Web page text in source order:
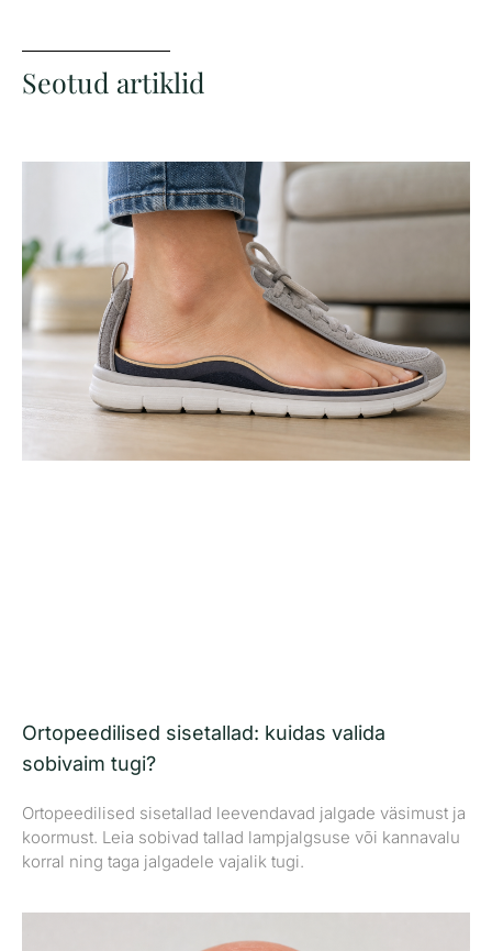
Seotud artiklid
Ortopeedilised sisetallad: kuidas valida
sobivaim tugi?
Ortopeedilised sisetallad leevendavad jalgade väsimust ja
koormust. Leia sobivad tallad lampjalgsuse või kannavalu
korral ning taga jalgadele vajalik tugi.